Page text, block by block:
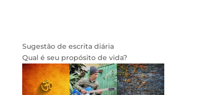
Sugestão de escrita diária
Qual é seu propósito de vida?